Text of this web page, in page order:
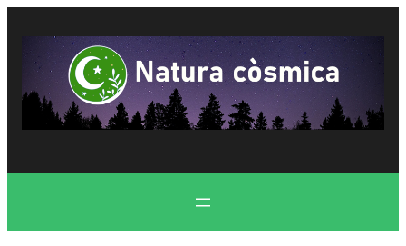
contingut